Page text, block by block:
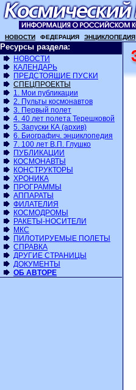
НОВОСТИ ФЕДЕРАЦИЯ ЭНЦИКЛОПЕДИЯ
Ресурсы раздела:
НОВОСТИ
КАЛЕНДАРЬ
ПРЕДСТОЯЩИЕ ПУСКИ
СПЕЦПРОЕКТЫ
1. Мои публикации
2. Пульты космонавтов
3. Первый полет
4. 40 лет полета Терешковой
5. Запуски КА (архив)
6. Биографич. энциклопедия
7. 100 лет В.П. Глушко
ПУБЛИКАЦИИ
КОСМОНАВТЫ
КОНСТРУКТОРЫ
ХРОНИКА
ПРОГРАММЫ
АППАРАТЫ
ФИЛАТЕЛИЯ
КОСМОДРОМЫ
РАКЕТЫ-НОСИТЕЛИ
МКС
ПИЛОТИРУЕМЫЕ ПОЛЕТЫ
СПРАВКА
ДРУГИЕ СТРАНИЦЫ
ДОКУМЕНТЫ
ОБ АВТОРЕ